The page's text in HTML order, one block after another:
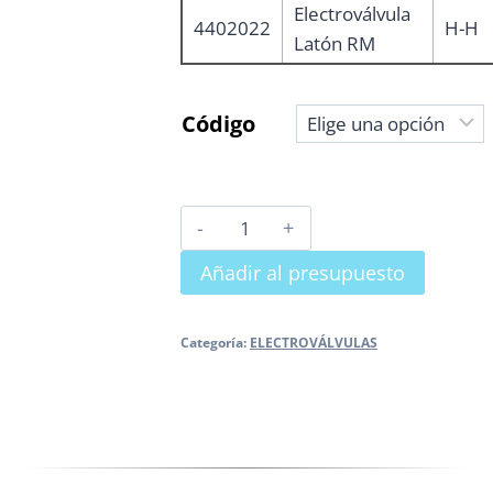
4402022
Electroválvula
Latón RM
H-H
Código
ELECTROVÁLVULA
LATÓN
REARME
N.C.
Añadir al presupuesto
Categoría: ELECTROVÁLVULAS